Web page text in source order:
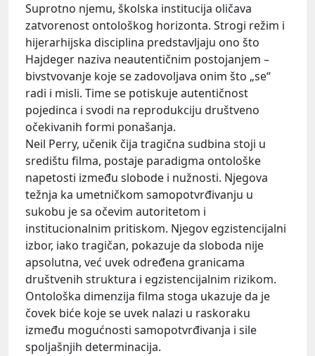
Suprotno njemu, školska institucija oličava
zatvorenost ontološkog horizonta. Strogi režim i
hijerarhijska disciplina predstavljaju ono što
Hajdeger naziva neautentičnim postojanjem –
bivstvovanje koje se zadovoljava onim što „se“
radi i misli. Time se potiskuje autentičnost
pojedinca i svodi na reprodukciju društveno
očekivanih formi ponašanja.
Neil Perry, učenik čija tragična sudbina stoji u
središtu filma, postaje paradigma ontološke
napetosti između slobode i nužnosti. Njegova
težnja ka umetničkom samopotvrđivanju u
sukobu je sa očevim autoritetom i
institucionalnim pritiskom. Njegov egzistencijalni
izbor, iako tragičan, pokazuje da sloboda nije
apsolutna, već uvek određena granicama
društvenih struktura i egzistencijalnim rizikom.
Ontološka dimenzija filma stoga ukazuje da je
čovek biće koje se uvek nalazi u raskoraku
između mogućnosti samopotvrđivanja i sile
spoljašnjih determinacija.